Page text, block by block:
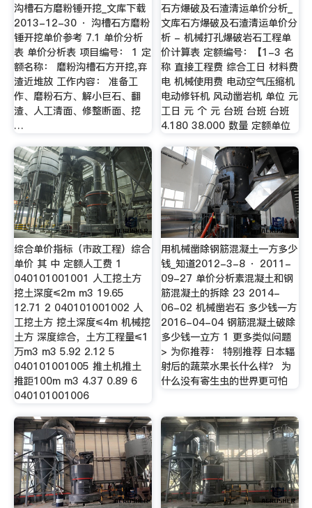
沟槽石方磨粉锤开挖_文库下载
2013-12-30 · 沟槽石方磨粉
锤开挖单价参考 7.1 单价分析
表 单价分析表 项目编号： 1 定
额名称： 磨粉沟槽石方开挖,弃
渣近堆放 工作内容： 准备工
作、磨粉石方、解小巨石、翻
渣、人工清面、修整断面、挖
…
石方爆破及石渣清运单价分析_
文库石方爆破及石渣清运单价分
析 - 机械打孔爆破岩石工程单
价计算表 定额编号：【1-3 名
称 直接工程费 综合工日 材料费
电 机械使用费 电动空气压缩机
电动修钎机 风动凿岩机 单位 元
工日 元 个 元 台班 台班 台班
4.180 38.000 数量 定额单位
综合单价指标（市政工程）综合
单价 其 中 定额人工费 1
040101001001 人工挖土方
挖土深度≤2m m3 19.65
12.71 2 040101001002 人
工挖土方 挖土深度≤4m 机械挖
土方 深度综合，土方工程量≤1
万m3 m3 5.92 2.12 5
040101001005 推土机推土
推距100m m3 4.37 0.89 6
040101001006
用机械凿除钢筋混凝土一方多少
钱_知道2012-3-8 · 2011-
09-27 单价分析素混凝土和钢
筋混凝土的拆除 23 2014-
06-02 机械凿岩石 多少钱一方
2016-04-04 钢筋混凝土破除
多少钱一立方 1 更多类似问题
> 为你推荐： 特别推荐 日本辐
射后的蔬菜水果长什么样？ 为
什么没有寄生虫的世界更可怕